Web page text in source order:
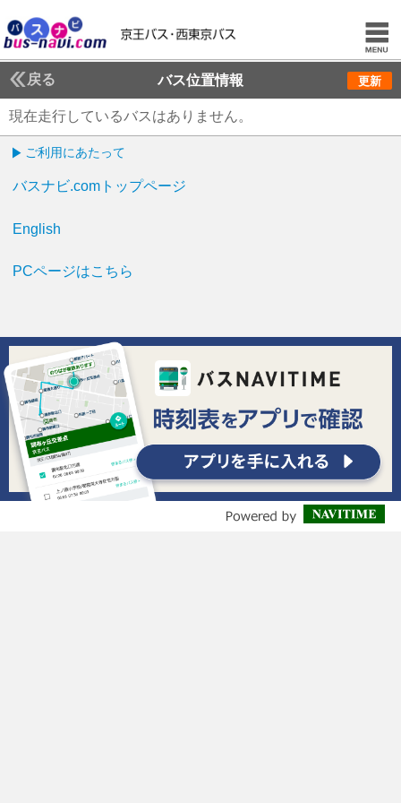
戻る バス位置情報 更新
現在走行しているバスはありません。
ご利用にあたって
バスナビ.comトップページ
English
PCページはこちら